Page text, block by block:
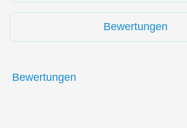
Bewertungen
Bewertungen